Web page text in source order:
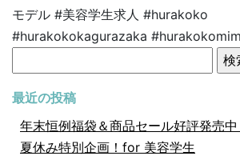
モデル #美容学生求人 #hurakoko
#hurakokokagurazaka
索:
最近の投稿
年末恒例福袋＆商品セール好評発売中
夏休み特別企画！for 美容学生